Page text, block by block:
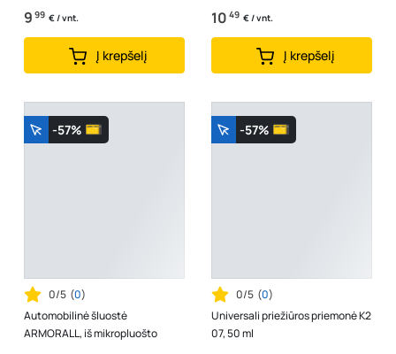
9 99 € / vnt.
Į krepšelį
10 49 € / vnt.
Į krepšelį
-57%
0/5 (0)
Automobilinė šluostė
ARMORALL, iš mikropluošto
-57%
0/5 (0)
Universali priežiūros priemonė K2
07, 50 ml